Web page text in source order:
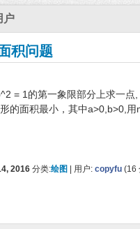
户
积问题
= 1的第一象限部分上求一
的面积最小，其中a>0,b>0,
2016 分类:绘图 用户: copyfu (16